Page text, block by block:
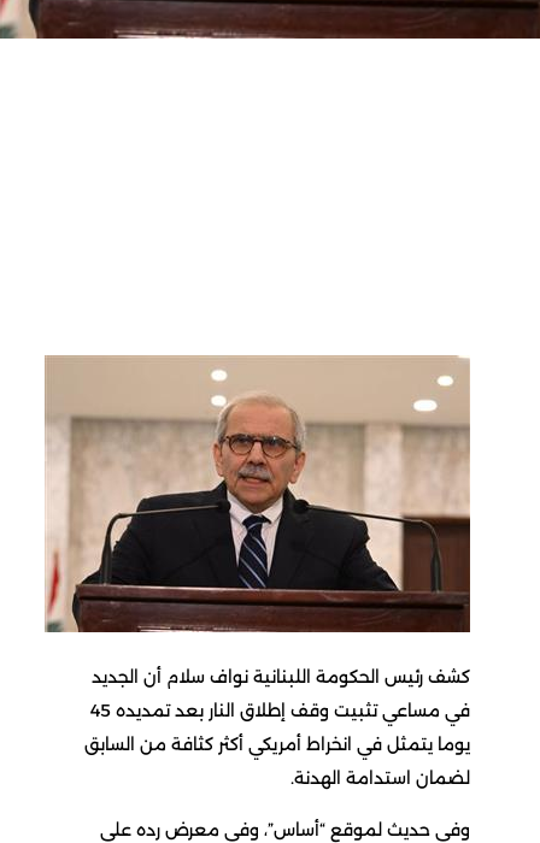
كشف رئيس الحكومة اللبنانية نواف سلام أن الجديد
في مساعي تثبيت وقف إطلاق النار بعد تمديده 45
يوما يتمثل في انخراط أمريكي أكثر كثافة من السابق
لضمان استدامة الهدنة.
وفي حديث لموقع “أساس”، وفي معرض رده على